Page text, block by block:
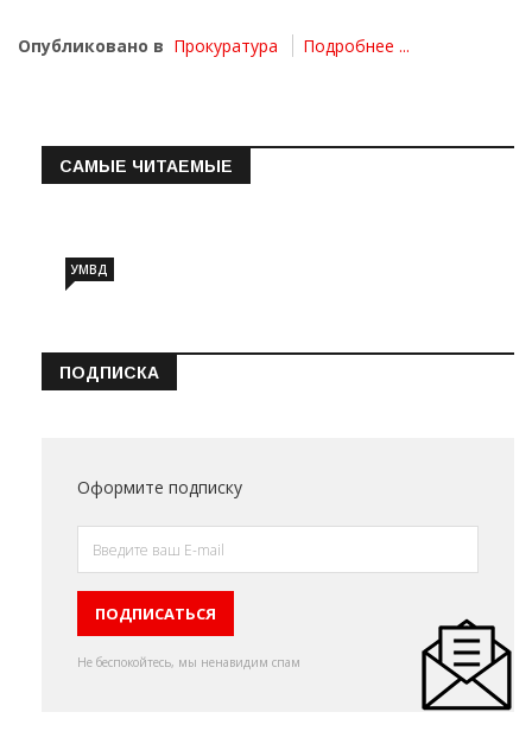
Опубликовано в Прокуратура Подробнее ...
САМЫЕ ЧИТАЕМЫЕ
УМВД
ПОДПИСКА
Оформите подписку
Не беспокойтесь, мы ненавидим спам